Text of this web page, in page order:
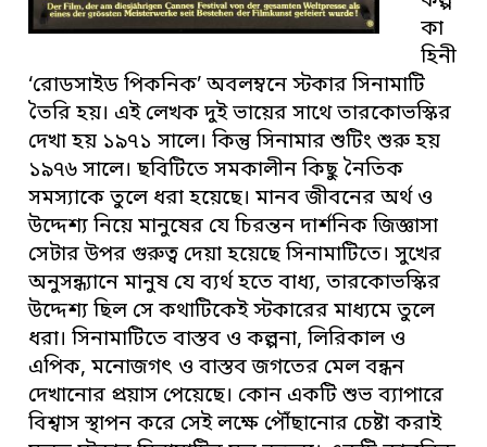
কা
হিনী
‘রোডসাইড পিকনিক’ অবলম্বনে স্টকার সিনামাটি
তৈরি হয়। এই লেখক দুই ভায়ের সাথে তারকোভস্কির
দেখা হয় ১৯৭১ সালে। কিন্তু সিনামার শুটিং শুরু হয়
১৯৭৬ সালে। ছবিটিতে সমকালীন কিছু নৈতিক
সমস্যাকে তুলে ধরা হয়েছে। মানব জীবনের অর্থ ও
উদ্দেশ্য নিয়ে মানুষের যে চিরন্তন দার্শনিক জিজ্ঞাসা
সেটার উপর গুরুত্ব দেয়া হয়েছে সিনামাটিতে। সুখের
অনুসন্ধ্যানে মানুষ যে ব্যর্থ হতে বাধ্য, তারকোভস্কির
উদ্দেশ্য ছিল সে কথাটিকেই স্টকারের মাধ্যমে তুলে
ধরা। সিনামাটিতে বাস্তব ও কল্পনা, লিরিকাল ও
এপিক, মনোজগৎ ও বাস্তব জগতের মেল বন্ধন
দেখানোর প্রয়াস পেয়েছে। কোন একটি শুভ ব্যাপারে
বিশ্বাস স্থাপন করে সেই লক্ষে পৌঁছানোর চেষ্টা করাই